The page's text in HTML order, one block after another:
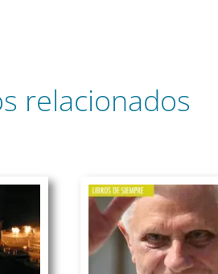
relacionados